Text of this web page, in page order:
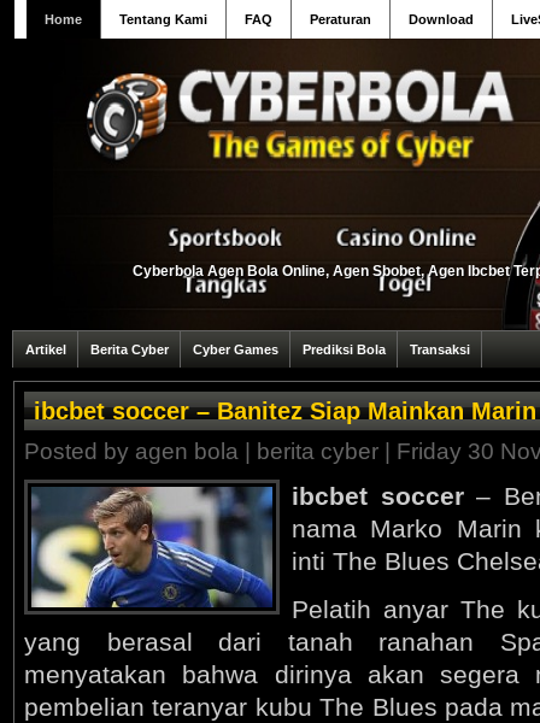
Cyberbola Agen Bola Online, Agen Sbobet, Agen Ibcbet
Home Tentang Kami FAQ Peraturan Download
Artikel Berita Cyber Cyber Games Prediksi Bola Transaksi
ibcbet soccer – Banitez Siap Mainkan Marin
Posted by agen bola berita cyber | Friday 30
ibcbet soccer–
nama Marko Marin
inti The Blues
Pelatih anyar The
yang berasal dari tanah ranahan
menyatakan bahwa dirinya akan segera
pembelian teranyar kubu The Blues pada